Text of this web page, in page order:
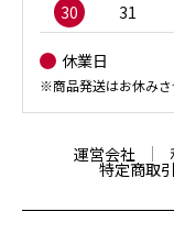
30
31
休業日
※商品発送はお休みさ
運営会社
特定商取